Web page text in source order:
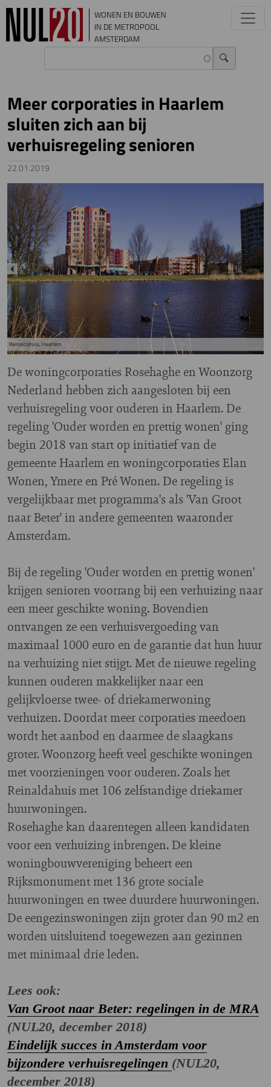
Overslaan en naar de inhoud gaan
WONEN EN BOUWEN
IN DE METROPOOL
AMSTERDAM
Meer corporaties in Haarlem
sluiten zich aan bij
verhuisregeling senioren
22.01.2019
Image
De woningcorporaties Rosehaghe en Woonzorg
Nederland hebben zich aangesloten bij een
verhuisregeling voor ouderen in Haarlem. De
regeling 'Ouder worden en prettig wonen' ging
begin 2018 van start op initiatief van de
gemeente Haarlem en woningcorporaties Elan
Wonen, Ymere en Pré Wonen. De regeling is
vergelijkbaar met programma's als 'Van Groot
naar Beter' in andere gemeenten waaronder
Amsterdam.
Bij de regeling 'Ouder worden en prettig wonen'
krijgen senioren voorrang bij een verhuizing naar
een meer geschikte woning. Bovendien
ontvangen ze een verhuisvergoeding van
maximaal 1000 euro en de garantie dat hun huur
na verhuizing niet stijgt. Met de nieuwe regeling
kunnen ouderen makkelijker naar een
gelijkvloerse twee- of driekamerwoning
verhuizen. Doordat meer corporaties meedoen
wordt het aanbod en daarmee de slaagkans
groter. Woonzorg heeft veel geschikte woningen
met voorzieningen voor ouderen. Zoals het
Reinaldahuis met 106 zelfstandige driekamer
huurwoningen.
Rosehaghe kan daarentegen alleen kandidaten
voor een verhuizing inbrengen. De kleine
woningbouwverenigingbeheert een
Rijksmonument met 136 grote sociale
huurwoningen en twee duurdere huurwoningen.
De eengezinswoningen zijn groter dan 90 m2 en
worden uitsluitend toegewezen aan gezinnen
met minimaal drie leden.
Lees ook:
Van Groot naar Beter: regelingen in de MRA
(NUL20, december 2018)
Eindelijk succes in Amsterdam voor
bijzondere verhuisregelingen (NUL20,
december 2018)